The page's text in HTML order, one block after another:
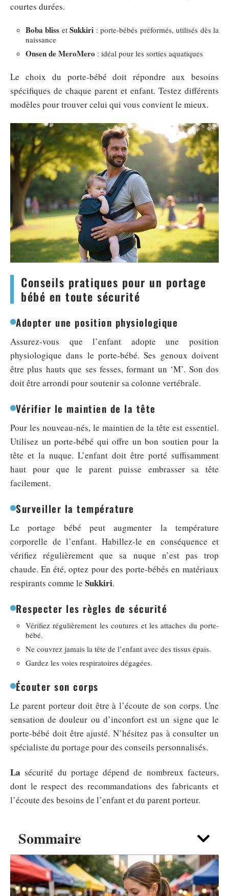
Sommaire
courtes durées.
Boba bliss etSukkiri : porte-bébés préformés, utilisés dès la
naissance
Onsen de MeroMero : idéal pour les sorties aquatiques
Le choix du porte-bébé doit répondre aux besoins
spécifiques de chaque parent et enfant. Testez différents
modèles pour trouver celui qui vous convient le mieux.
Conseils pratiques pour un portage
bébé en toute sécurité
Adopter une position physiologique
Assurez-vous que l’enfant adopte une position
physiologique dans le porte-bébé. Ses genoux doivent
être plus hauts que ses fesses, formant un ‘M’. Son dos
doit être arrondi pour soutenir sa colonne vertébrale.
Vérifier le maintien de la tête
Pour les nouveau-nés, le maintien de la tête est essentiel.
Utilisez un porte-bébé qui offre un bon soutien pour la
tête et la nuque. L’enfant doit être porté suffisamment
haut pour que le parent puisse embrasser sa tête
facilement.
Surveiller la température
Le portage bébé peut augmenter la température
corporelle de l’enfant. Habillez-le en conséquence et
vérifiez régulièrement que sa nuque n’est pas trop
chaude. En été, optez pour des porte-bébés en matériaux
respirants comme le Sukkiri.
Respecter les règles de sécurité
Vérifiez régulièrement les coutures et les attaches du porte-
bébé.
Ne couvrez jamais la tête de l’enfant avec des tissus épais.
Gardez les voies respiratoires dégagées.
Écouter son corps
Le parent porteur doit être à l’écoute de son corps. Une
sensation de douleur ou d’inconfort est un signe que le
porte-bébé doit être ajusté. N’hésitez pas à consulter un
spécialiste du portage pour des conseils personnalisés.
La sécurité du portage dépend de nombreux facteurs,
dont le respect des recommandations des fabricants et
l’écoute des besoins de l’enfant et du parent porteur.